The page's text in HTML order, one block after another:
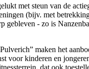
met steun van de
(bijv. met
gebleven - zo is
maken het
voor kinderen en
dat ook